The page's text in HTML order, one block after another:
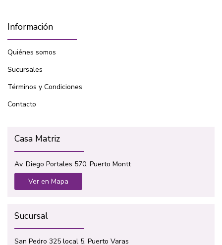
Información
Quiénes somos
Sucursales
Términos y Condiciones
Contacto
Casa Matriz
Av. Diego Portales 570, Puerto Montt
Ver en Mapa
Sucursal
San Pedro 325 local 5, Puerto Varas